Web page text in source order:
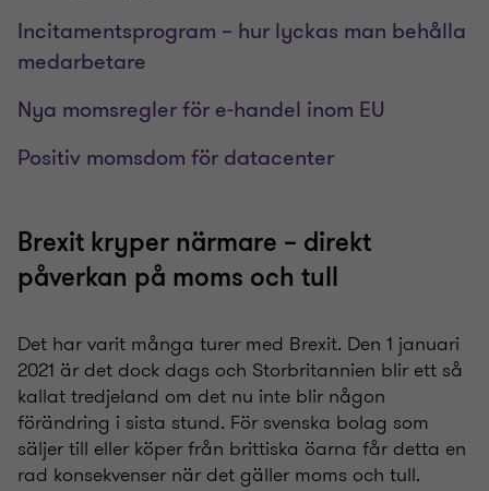
Incitamentsprogram – hur lyckas man behålla
medarbetare
Nya momsregler för e-handel inom EU
Positiv momsdom för datacenter
Brexit kryper närmare – direkt
påverkan på moms och tull
Det har varit många turer med Brexit. Den 1 januari
2021 är det dock dags och Storbritannien blir ett så
kallat tredjeland om det nu inte blir någon
förändring i sista stund. För svenska bolag som
säljer till eller köper från brittiska öarna får detta en
rad konsekvenser när det gäller moms och tull.